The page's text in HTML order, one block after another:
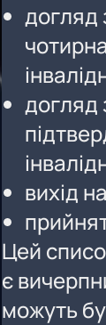
догляд
догляд
вихід
Цей
є
можуть